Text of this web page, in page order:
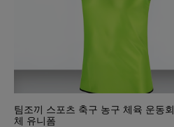
팀조끼 스포츠 축구 농구 체육 운동
체 유니폼